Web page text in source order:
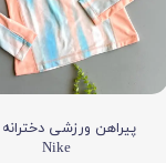
پیراهن ورزشی دخترانه
Nike